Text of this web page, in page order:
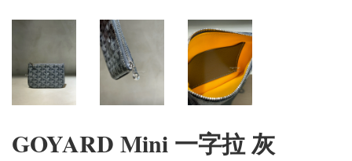
GOYARD Mini 一字拉 灰